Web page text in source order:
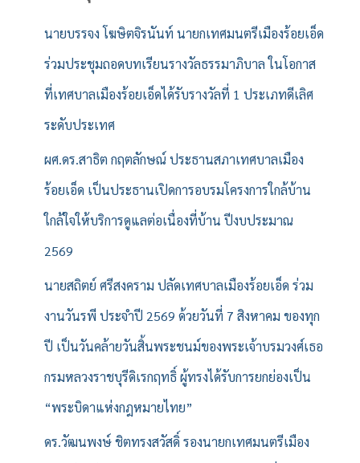
นายบรรจง โฆษิตจิรนันท์ นายกเทศมนตรีเมืองร้อยเอ็ด
ร่วมประชุมถอดบทเรียนรางวัลธรรมาภิบาล ในโอกาส
ที่เทศบาลเมืองร้อยเอ็ดได้รับรางวัลที่ 1 ประเภทดีเลิศ
ระดับประเทศ
ผศ.ดร.สาธิต กฤตลักษณ์ ประธานสภาเทศบาลเมือง
ร้อยเอ็ด เป็นประธานเปิดการอบรมโครงการใกล้บ้าน
ใกล้ใจให้บริการดูแลต่อเนื่องที่บ้าน ปีงบประมาณ
2569
นายสถิตย์ ศรีสงคราม ปลัดเทศบาลเมืองร้อยเอ็ด ร่วม
งานวันรพี ประจำปี 2569 ด้วยวันที่ 7 สิงหาคม ของทุก
ปี เป็นวันคล้ายวันสิ้นพระชนม์ของพระเจ้าบรมวงศ์เธอ
กรมหลวงราชบุรีดิเรกฤทธิ์ ผู้ทรงได้รับการยกย่องเป็น
“พระบิดาแห่งกฎหมายไทย”
ดร.วัฒนพงษ์ ชิตทรงสวัสดิ์ รองนายกเทศมนตรีเมือง